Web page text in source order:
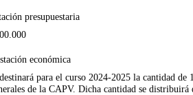
presupuestaria
económica
para el curso 2024-2025 la cantidad de
de la CAPV. Dicha cantidad se distribuirá